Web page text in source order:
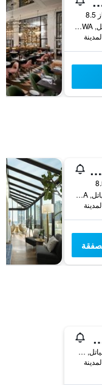
99 Union Street, سياتل, WA, الولايات المتحدة الأميريكية
شيراتون جراند سياتل
1400 6th Avenue, سياتل, WA, الولايات المتحدة الأميريكية
سياتل
2327 2nd Avenue, سياتل, WA, الولايات المتحدة الأميريكية